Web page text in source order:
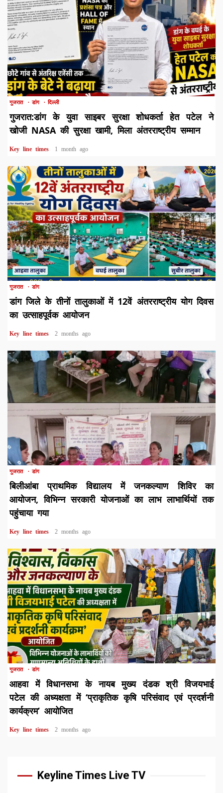
1 min read
गुजरात डांग दिल्ली
गुजरात:डांग के युवा साइबर सुरक्षा शोधकर्ता हेत पटेल ने
खोजी NASA की सुरक्षा खामी, मिला अंतरराष्ट्रीय सम्मान
Key line times 1 month ago
1 min read
गुजरात डांग
डांग जिले के तीनों तालुकाओं में 12वें अंतरराष्ट्रीय योग दिवस
का उत्साहपूर्वक आयोजन
Key line times 2 months ago
1 min read
गुजरात डांग
बिलीआंबा प्राथमिक विद्यालय में जनकल्याण शिविर का
आयोजन, विभिन्न सरकारी योजनाओं का लाभ लाभार्थियों तक
पहुंचाया गया
Key line times 2 months ago
1 min read
गुजरात डांग
आहवा में विधानसभा के नायब मुख्य दंडक श्री विजयभाई
पटेल की अध्यक्षता में ‘प्राकृतिक कृषि परिसंवाद एवं प्रदर्शनी
कार्यक्रम’ आयोजित
Key line times 2 months ago
Keyline Times Live TV